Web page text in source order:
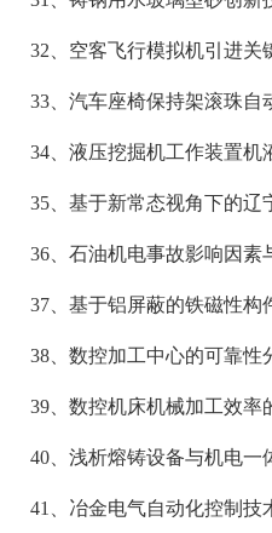
32、空客飞行模拟机引进关
33、汽车座椅保持架滚珠自
34、液压挖掘机工作装置机
35、基于新常态视角下的辽
36、石油机电事故影响因素
37、基于铝屏蔽的铁磁性构
38、数控加工中心的可靠性
39、数控机床机械加工效率
40、浅析熔铸设备与机电一
41、冶金电气自动化控制技